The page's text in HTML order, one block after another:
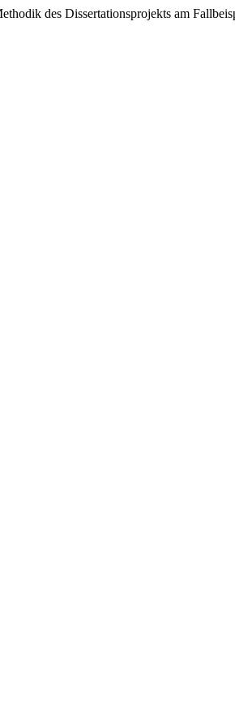
des Dissertationsprojekts am